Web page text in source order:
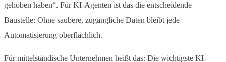
gehoben haben“. Für KI-Agenten ist das die entscheidende
Baustelle: Ohne saubere, zugängliche Daten bleibt jede
Automatisierung oberflächlich.
Für mittelständische Unternehmen heißt das: Die wichtigste KI-